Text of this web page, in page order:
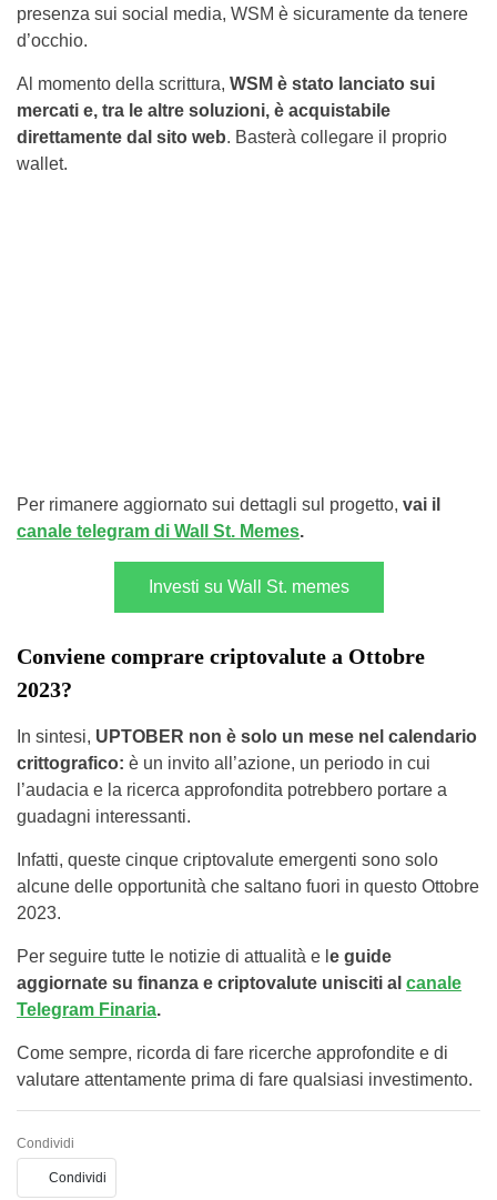
presenza sui social media, WSM è sicuramente da tenere
d’occhio.
Al momento della scrittura, WSM è stato lanciato sui
mercati e, tra le altre soluzioni, è acquistabile
direttamente dal sito web. Basterà collegare il proprio
wallet.
Per rimanere aggiornato sui dettagli sul progetto, vai il
canale telegram di Wall St. Memes.
Investi su Wall St. memes
Conviene comprare criptovalute a Ottobre
2023?
In sintesi, UPTOBER non è solo un mese nel calendario
crittografico: è un invito all’azione, un periodo in cui
l’audacia e la ricerca approfondita potrebbero portare a
guadagni interessanti.
Infatti, queste cinque criptovalute emergenti sono solo
alcune delle opportunità che saltano fuori in questo Ottobre
2023.
Per seguire tutte le notizie di attualità e l e guide
aggiornate su finanza e criptovalute unisciti al canale
Telegram Finaria.
Come sempre, ricorda di fare ricerche approfondite e di
valutare attentamente prima di fare qualsiasi investimento.
Condividi
Condividi